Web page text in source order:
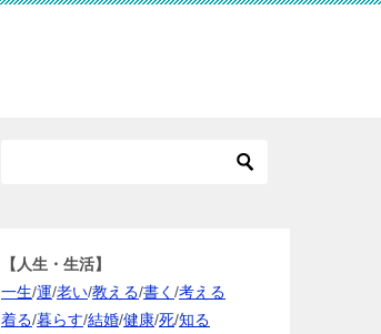
【人生・生活】
一生/運/老い/教える/書く /考える
着る/暮らす/結婚/健康/死/知る